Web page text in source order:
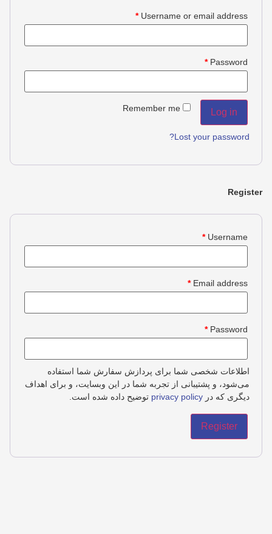
Username or email address
*
Password
*
Remember me Log in
Lost your password?
Register
Username
*
Email address
*
Password
*
اطلاعات شخصی شما برای پردازش سفارش شما استفاده
می‌شود، و پشتیبانی از تجربه شما در این وبسایت، و برای اهداف
دیگری که در privacy policy توضیح داده شده است.
Register